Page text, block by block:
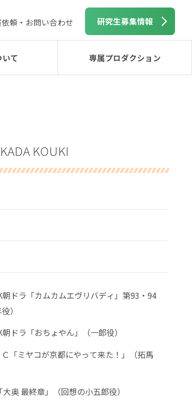
頼・お問い合わせ 研究生募集情報
て 専属プロダクション
KOUKI
ドラ「カムカムエヴリバディ」第93・94
）
ドラ「おちょやん」（一郎役）
「ミヤコが京都にやって来た！」（拓馬
奥 最終章」（回想の小五郎役）